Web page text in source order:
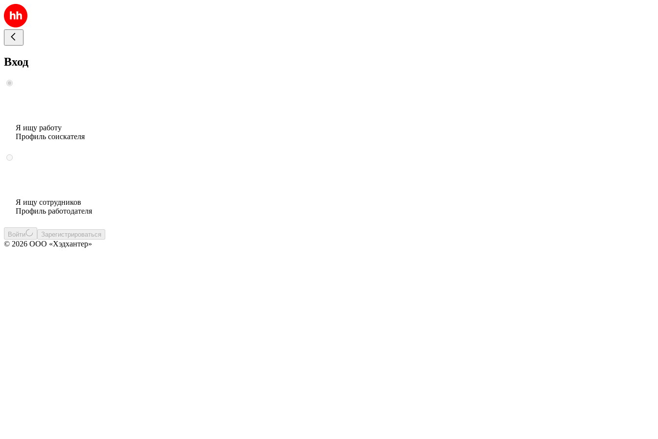
Вход
Я ищу работу
Профиль соискателя
Я ищу сотрудников
Профиль работодателя
Войти Зарегистрироваться
© 2026 ООО «Хэдхантер»